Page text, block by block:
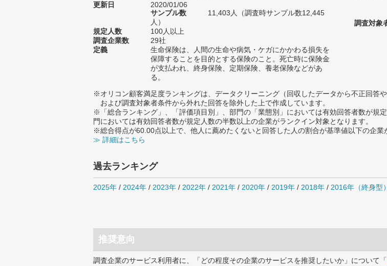
更新日
2020/01/06
サンプル数
11,403人（調査時サンプル数12,445
人）
規定人数
100人以上
調査企業数
29社
定義
生命保険は、人間の生命や病気・ケガにかかわる損失を
保障することを目的とする保険のこと。死亡時に保険金
が支払われ、終身保険、定期保険、養老保険などがあ
る。
調査対象
※オリコン顧客満足度ランキングは、データクリーニング（回収したデータから不正回答や
および調査対象者条件から外れた回答を除外した上で作成しています。
※「総合ランキング」、「評価項目別」、部門の「業態別」においては有効回答者数が規
門においては有効回答者数が規定人数の半数以上の企業がランクイン対象となります。
※総合得点が60.00点以上で、他人に薦めたくないと回答した人の割合が基準値以下の企業
≫ 詳細はこちら
過去ランキング
2025年 / 2024年 / 2023年 / 2022年 / 2021年 / 2020年 / 2019年 / 2018年 / 2016年（終身型）
推奨意向
調査企業のサービス利用者に、「どの程度その企業のサービスを推奨したいか」について「